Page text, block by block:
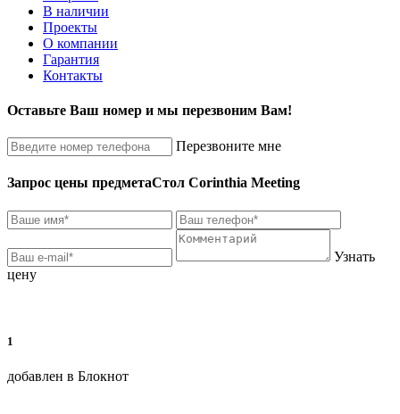
В наличии
Проекты
О компании
Гарантия
Контакты
Оставьте Ваш номер и мы перезвоним Вам!
Перезвоните мне
Запрос цены предметаСтол Corinthia Meeting
Узнать
цену
1
добавлен в Блокнот